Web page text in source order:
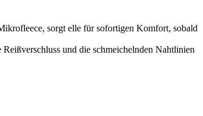
sorgt elle für sofortigen Komfort, sobald
und die schmeichelnden Nahtlinien